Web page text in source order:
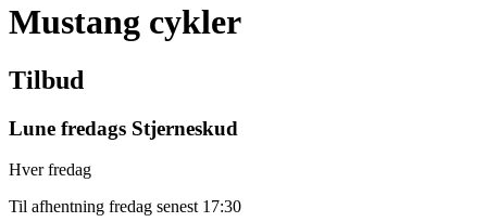
Mustang cykler
Tilbud
Lune fredags Stjerneskud
Hver fredag
Til afhentning fredag senest 17:30